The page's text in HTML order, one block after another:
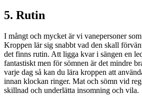
5. Rutin
I mångt och mycket är vi vanepersoner
Kroppen lär sig snabbt vad den skall
det finns rutin. Att ligga kvar i sängen en
fantastiskt men för sömnen är det mindre
varje dag så kan du lära kroppen att
innan klockan ringer. Mat och sömn vid
skillnad och underlätta insomning och vila.